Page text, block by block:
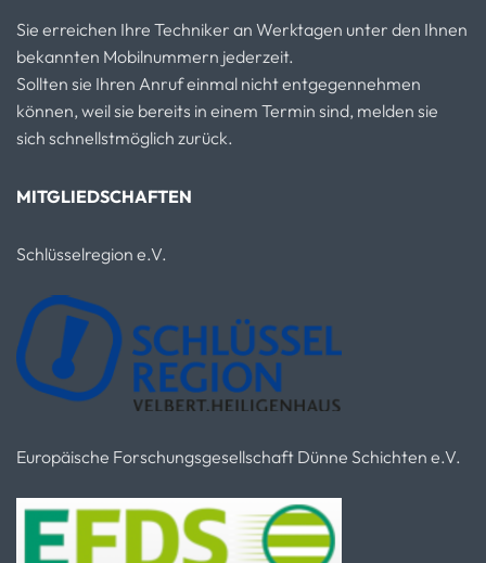
Sie erreichen Ihre Techniker an Werktagen unter den Ihnen
bekannten Mobilnummern jederzeit.
Sollten sie Ihren Anruf einmal nicht entgegennehmen
können, weil sie bereits in einem Termin sind, melden sie
sich schnellstmöglich zurück.
MITGLIEDSCHAFTEN
Schlüsselregion e.V.
Europäische Forschungsgesellschaft Dünne Schichten e.V.